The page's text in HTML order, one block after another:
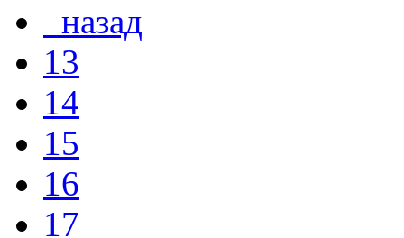
назад
13
14
15
16
17